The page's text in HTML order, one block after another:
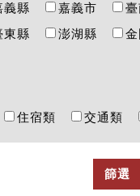
義縣 嘉義市
東縣 澎湖縣
住宿類 交通類
篩選